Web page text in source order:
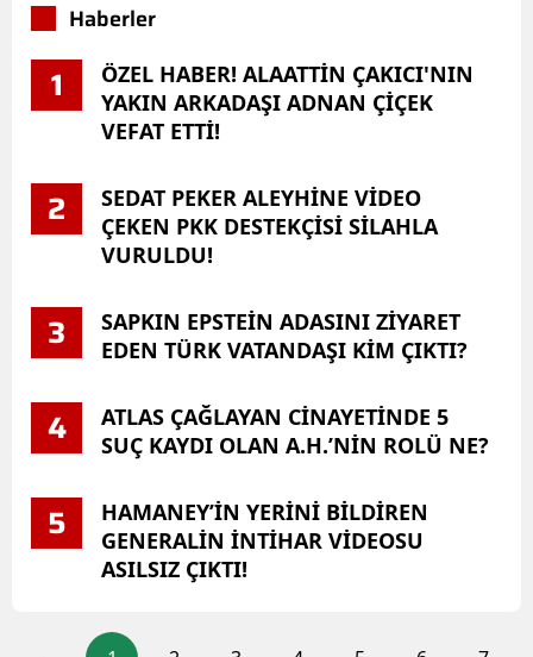
Haberler
1
ÖZEL HABER! ALAATTİN ÇAKICI'NIN
YAKIN ARKADAŞI ADNAN ÇİÇEK
VEFAT ETTİ!
2
SEDAT PEKER ALEYHİNE VİDEO
ÇEKEN PKK DESTEKÇİSİ SİLAHLA
VURULDU!
3
SAPKIN EPSTEİN ADASINI ZİYARET
EDEN TÜRK VATANDAŞI KİM ÇIKTI?
4
ATLAS ÇAĞLAYAN CİNAYETİNDE 5
SUÇ KAYDI OLAN A.H.’NİN ROLÜ NE?
5
HAMANEY’İN YERİNİ BİLDİREN
GENERALİN İNTİHAR VİDEOSU
ASILSIZ ÇIKTI!